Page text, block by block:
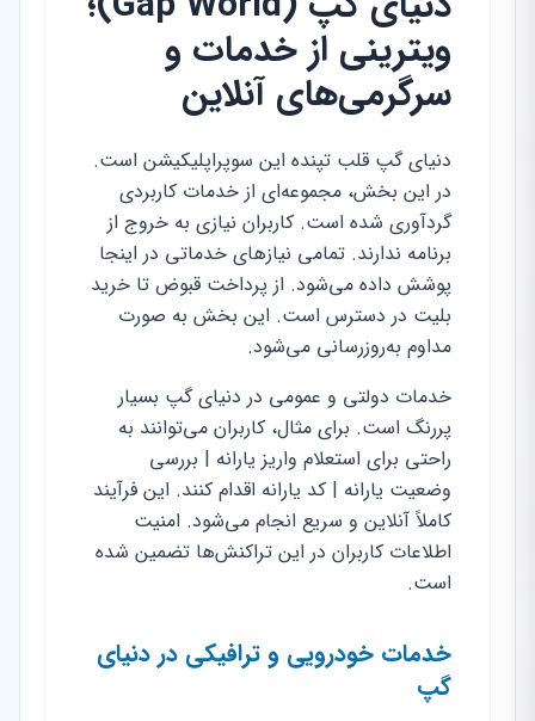
ویترینی از خدمات و
سرگرمی‌های آنلاین
دنیای گپ قلب تپنده این سوپراپلیکیشن است.
در این بخش، مجموعه‌ای از خدمات کاربردی
گردآوری شده است. کاربران نیازی به خروج از
برنامه ندارند. تمامی نیازهای خدماتی در اینجا
پوشش داده می‌شود. از پرداخت قبوض تا خرید
بلیت در دسترس است. این بخش به صورت
مداوم به‌روزرسانی می‌شود.
خدمات دولتی و عمومی در دنیای گپ بسیار
پررنگ است. برای مثال، کاربران می‌توانند به
راحتی برای استعلام واریز یارانه | بررسی
وضعیت یارانه | کد یارانه اقدام کنند. این فرآیند
کاملاً آنلاین و سریع انجام می‌شود. امنیت
اطلاعات کاربران در این تراکنش‌ها تضمین شده
است.
خدمات خودرویی و ترافیکی در دنیای
گپ